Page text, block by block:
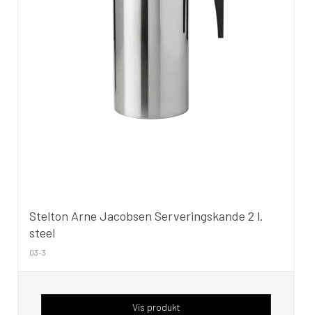
Stelton Arne Jacobsen Serveringskande 2 l.
steel
03-3
Vis produkt